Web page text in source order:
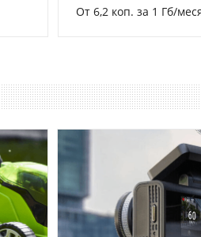
От 6,2 коп. за 1 Гб/